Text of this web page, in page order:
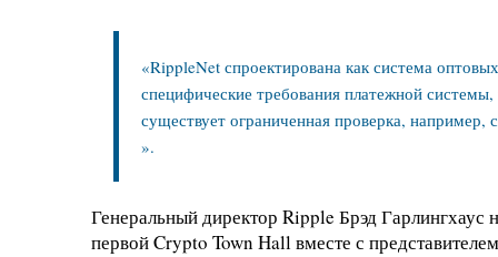
«RippleNet спроектирована как система
специфические требования платежной
существует ограниченная проверка,
».
Генеральный директор Ripple Брэд Гарлингхаус
первой Crypto Town Hall вместе с